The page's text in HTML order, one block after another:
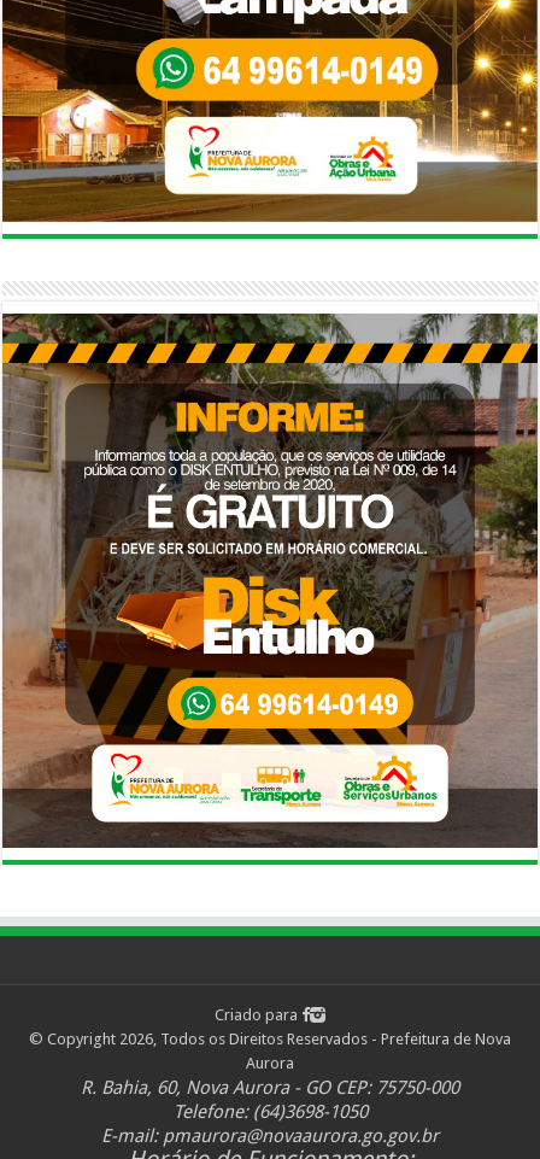
Criado para
© Copyright 2026, Todos os Direitos Reservados - Prefeitura de Nova
Aurora
R. Bahia, 60, Nova Aurora - GO CEP: 75750-000
Telefone: (64)3698-1050
E-mail: pmaurora@novaaurora.go.gov.br